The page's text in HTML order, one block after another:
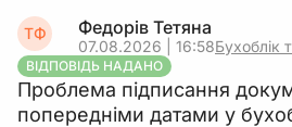
ТФ Федорів Тетяна
07.08.2026 | 16:58Бухоблік
ВІДПОВІДЬ НАДАНО
Проблема підписання
попередніми датами у